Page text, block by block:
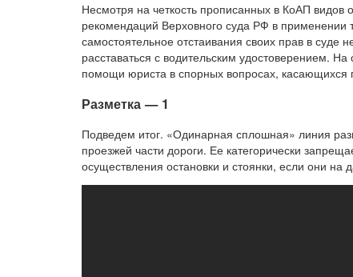
Несмотря на четкость прописанных в КоАП видов
рекомендаций Верховного суда РФ в применении
самостоятельное отстаивания своих прав в суде
расставаться с водительским удостоверением.
помощи юриста в спорных вопросах, касающихся
Разметка — 1
Подведем итог. «Одинарная сплошная» линия
проезжей части дороги. Ее категорически
осуществления остановки и стоянки, если они